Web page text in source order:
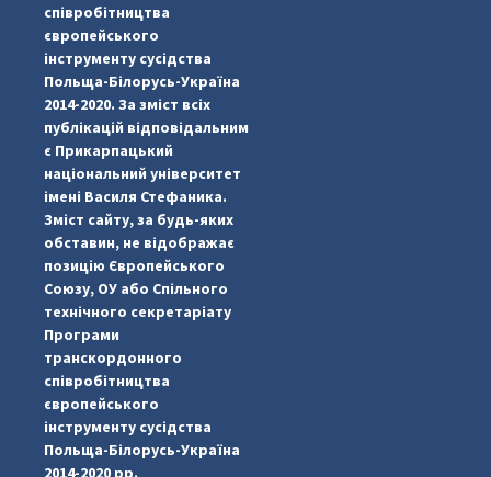
#PipIvanToday
співробітництва
європейського
інструменту сусідства
Польща-Білорусь-Україна
2014-2020. За зміст всіх
публікацій відповідальним
є Прикарпацький
національний університет
імені Василя Стефаника.
Зміст сайту, за будь-яких
обставин, не відображає
позицію Європейського
Союзу, ОУ або Спільного
технічного секретаріату
Програми
транскордонного
співробітництва
європейського
інструменту сусідства
Польща-Білорусь-Україна
2014-2020 рр.